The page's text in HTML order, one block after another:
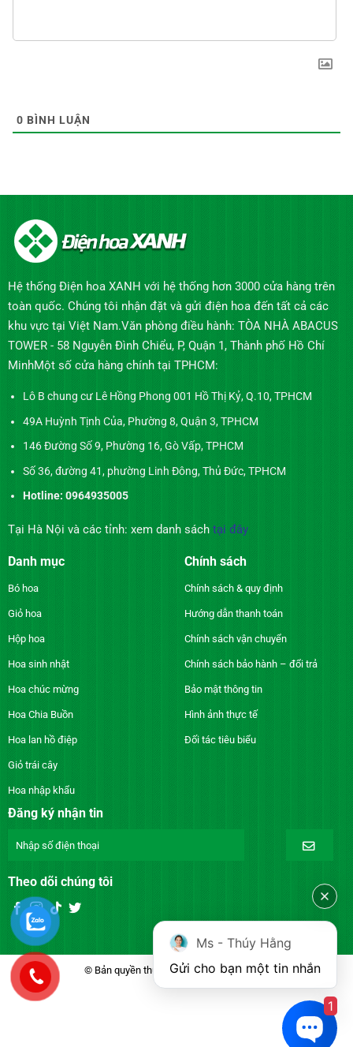
0 BÌNH LUẬN
Hệ thống Điện hoa XANH với hệ thống hơn 3000 cửa hàng trên
toàn quốc. Chúng tôi nhận đặt và gửi điện hoa đến tất cả các
khu vực tại Việt Nam.Văn phòng điều hành: TÒA NHÀ ABACUS
TOWER - 58 Nguyễn Đình Chiểu, P, Quận 1, Thành phố Hồ Chí
MinhMột số cửa hàng chính tại TPHCM:
Lô B chung cư Lê Hồng Phong 001 Hồ Thị Kỷ, Q.10, TPHCM
49A Huỳnh Tịnh Của, Phường 8, Quận 3, TPHCM
146 Đường Số 9, Phường 16, Gò Vấp, TPHCM
Số 36, đường 41, phường Linh Đông, Thủ Đức, TPHCM
Hotline: 0964935005
Tại Hà Nội và các tỉnh: xem danh sách tại đây
Danh mục
Bó hoa
Giỏ hoa
Hộp hoa
Hoa sinh nhật
Hoa chúc mừng
Hoa Chia Buồn
Hoa lan hồ điệp
Giỏ trái cây
Hoa nhập khẩu
Chính sách
Chính sách & quy định
Hướng dẫn thanh toán
Chính sách vận chuyển
Chính sách bảo hành – đổi trả
Bảo mật thông tin
Hình ảnh thực tế
Đối tác tiêu biểu
Đăng ký nhận tin
Theo dõi chúng tôi
© Bản quyền thuộc về DienhoaXANH.com
Ms - Thúy Hằng
Gửi cho bạn một tin nhắn
1